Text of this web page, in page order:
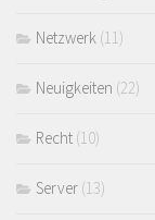
Netzwerk (11)
Neuigkeiten (22)
Recht (10)
Server (13)